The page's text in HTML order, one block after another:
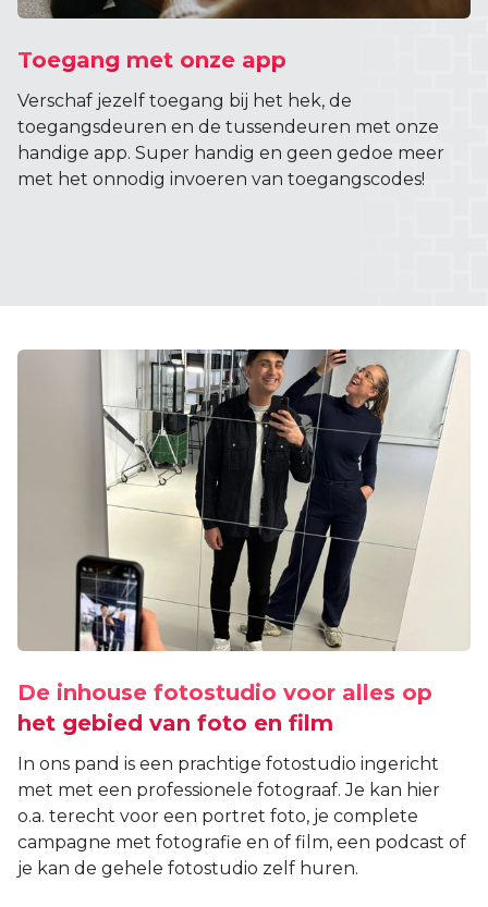
Toegang met onze app
Verschaf jezelf toegang bij het hek, de
toegangsdeuren en de tussendeuren met onze
handige app. Super handig en geen gedoe meer
met het onnodig invoeren van toegangscodes!
De inhouse fotostudio voor alles op
het gebied van foto en film
In ons pand is een prachtige fotostudio ingericht
met met een professionele fotograaf. Je kan hier
o.a. terecht voor een portret foto, je complete
campagne met fotografie en of film, een podcast of
je kan de gehele fotostudio zelf huren.